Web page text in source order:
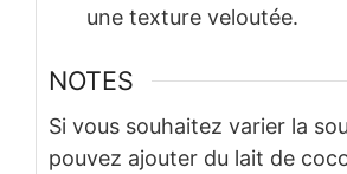
une texture veloutée.
NOTES
Si vous souhaitez varier la
pouvez ajouter du lait de